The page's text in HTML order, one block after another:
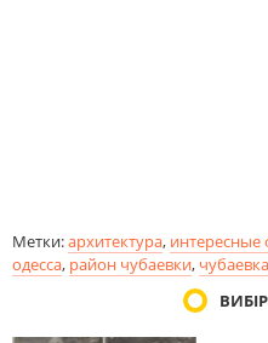
Метки:архитектура, интересные
одесса, район чубаевки, чубаевка